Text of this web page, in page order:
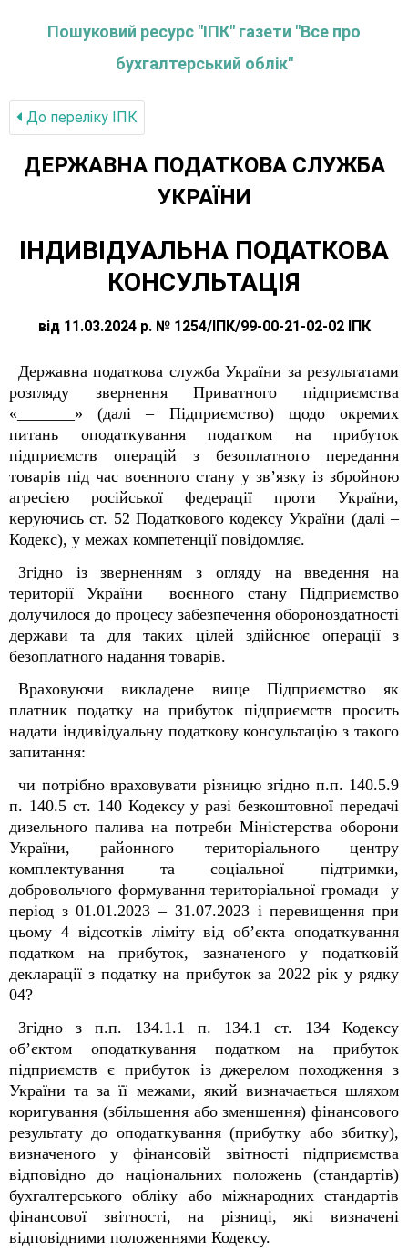
Пошуковий ресурс "ІПК" газети "Все про
бухгалтерський облік"
До переліку IПК
ДЕРЖАВНА ПОДАТКОВА СЛУЖБА
УКРАЇНИ
ІНДИВІДУАЛЬНА ПОДАТКОВА
КОНСУЛЬТАЦІЯ
від 11.03.2024 р. № 1254/ІПК/99-00-21-02-02 ІПК
Державна податкова служба України за результатами
розгляду звернення Приватного підприємства
«_______» (далі – Підприємство) щодо окремих
питань оподаткування податком на прибуток
підприємств операцій з безоплатного передання
товарів під час воєнного стану у зв’язку із збройною
агресією російської федерації проти України,
керуючись ст. 52 Податкового кодексу України (далі –
Кодекс), у межах компетенції повідомляє.
Згідно із зверненням з огляду на введення на
території України воєнного стану Підприємство
долучилося до процесу забезпечення обороноздатності
держави та для таких цілей здійснює операції з
безоплатного надання товарів.
Враховуючи викладене вище Підприємство як
платник податку на прибуток підприємств просить
надати індивідуальну податкову консультацію з такого
запитання:
чи потрібно враховувати різницю згідно п.п. 140.5.9
п. 140.5 ст. 140 Кодексу у разі безкоштовної передачі
дизельного палива на потреби Міністерства оборони
України, районного територіального центру
комплектування та соціальної підтримки,
добровольчого формування територіальної громади у
період з 01.01.2023 – 31.07.2023 і перевищення при
цьому 4 відсотків ліміту від об’єкта оподаткування
податком на прибуток, зазначеного у податковій
декларації з податку на прибуток за 2022 рік у рядку
04?
Згідно з п.п. 134.1.1 п. 134.1 ст. 134 Кодексу
об’єктом оподаткування податком на прибуток
підприємств є прибуток із джерелом походження з
України та за її межами, який визначається шляхом
коригування (збільшення або зменшення) фінансового
результату до оподаткування (прибутку або збитку),
визначеного у фінансовій звітності підприємства
відповідно до національних положень (стандартів)
бухгалтерського обліку або міжнародних стандартів
фінансової звітності, на різниці, які визначені
відповідними положеннями Кодексу.